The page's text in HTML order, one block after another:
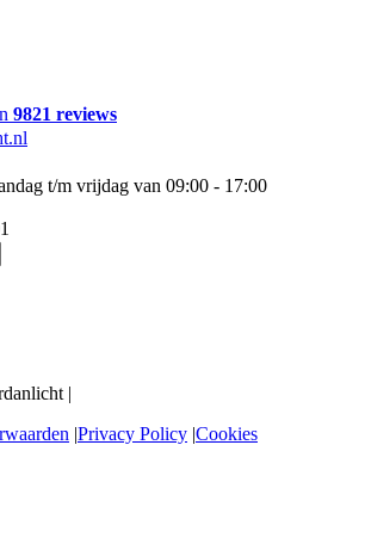
9821 reviews
t/m vrijdag van 09:00 - 17:00
|
Privacy Policy Cookies